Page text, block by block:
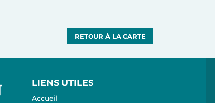
RETOUR À LA CARTE
LIENS UTILES
Accueil